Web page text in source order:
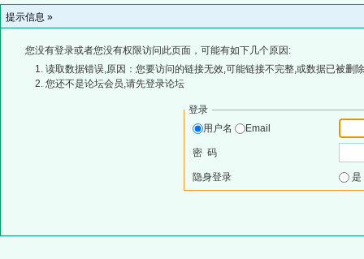
提示信息 »
您没有登录或者您没有权限访问此页面，可能有如下几个原因:
读取数据错误,原因：您要访问的链接无效,可能链接不完整,或数据已被删
您还不是论坛会员,请先登录论坛
登录
用户名
Email
密 码
隐身登录